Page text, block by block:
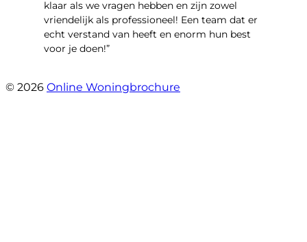
klaar als we vragen hebben en zijn zowel
vriendelijk als professioneel! Een team dat er
echt verstand van heeft en enorm hun best
voor je doen!”
© 2026 Online Woningbrochure